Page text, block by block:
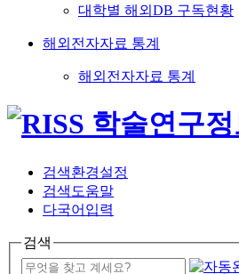
대학별 해외DB 구독현황
해외전자자료 통계
해외전자자료 통계
검색환경설정
검색도움말
다국어입력
검색